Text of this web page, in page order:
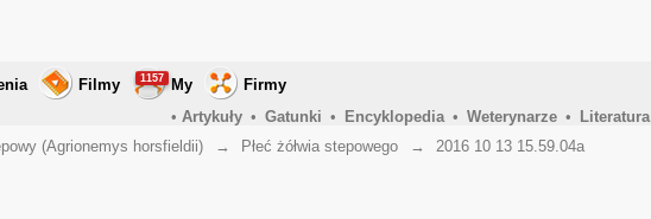
Filmy My
1157
Firmy
• Artykuły • Gatunki • Encyklopedia • Weterynarze • Literatura
(Agrionemys horsfieldii) → Płeć żółwia stepowego → 2016 10 13 15.59.04a